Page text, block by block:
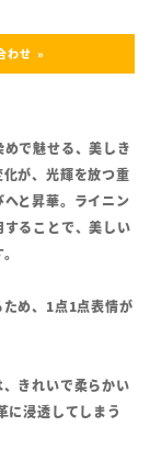
わせ
で魅せる、美しき
が、光輝を放つ重
と昇華。ライニン
ることで、美しい
め、1点1点表情が
きれいで柔らかい
に浸透してしまう